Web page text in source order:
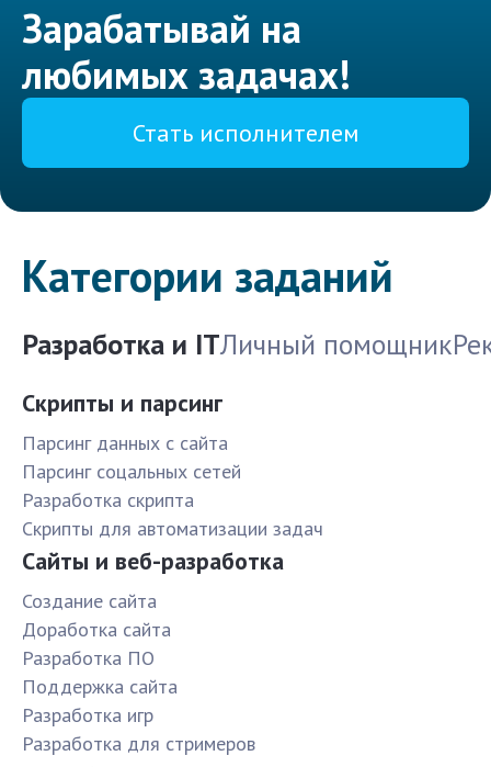
Зарабатывай на
любимых задачах!
Стать исполнителем
Категории заданий
Разработка и ITЛичный помощник
Скрипты и парсинг
Парсинг данных с сайта
Парсинг соцальных сетей
Разработка скрипта
Скрипты для автоматизации задач
Сайты и веб-разработка
Создание сайта
Доработка сайта
Разработка ПО
Поддержка сайта
Разработка игр
Разработка для стримеров